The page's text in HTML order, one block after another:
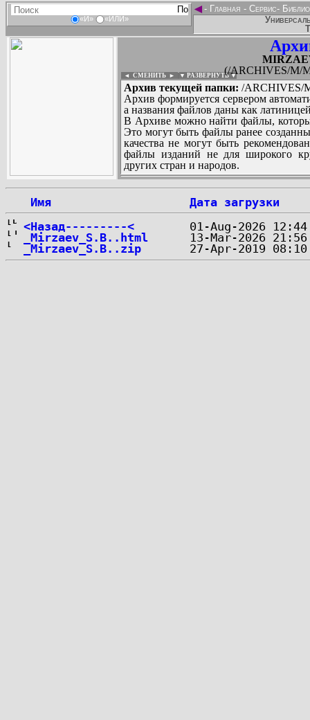
«И» «ИЛИ»
◄- Главная - Сервис-
(/ARCHIVES/M/
◄ СМЕНИТЬ ► ▼ РАЗВЕРНУТЬ ▼
Архив текущей папки: /ARCHIVES/
Архив формируется сервером
а названия файлов даны как
В Архиве можно найти файлы,
Это могут быть файлы ранее
качества не могут быть
файлы изданий не для широкого
других стран и народов.
Имя
Дата загрузки
<Назад---------<
_Mirzaev_S.B..html
_Mirzaev_S.B..zip